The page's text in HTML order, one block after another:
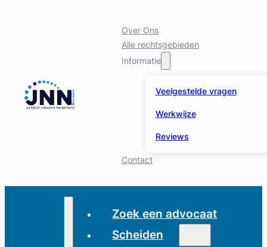
Over Ons
Alle rechtsgebieden
Informatie
Veelgestelde vragen
Werkwijze
Reviews
Contact
Zoek een advocaat
Scheiden